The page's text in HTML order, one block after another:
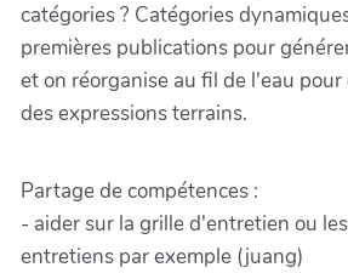
catégories ? Catégories
premières publications pour
et on réorganise au fil de l'eau
des expressions terrains.
Partage de compétences :
- aider sur la grille d'entretien ou
entretiens par exemple (juang)